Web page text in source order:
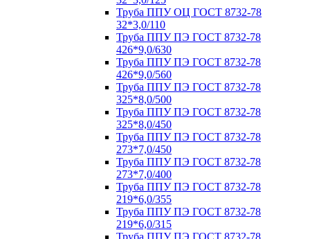
Труба ППУ ОЦ ГОСТ 8732-78
32*3,0/110
Труба ППУ ПЭ ГОСТ 8732-78
426*9,0/630
Труба ППУ ПЭ ГОСТ 8732-78
426*9,0/560
Труба ППУ ПЭ ГОСТ 8732-78
325*8,0/500
Труба ППУ ПЭ ГОСТ 8732-78
325*8,0/450
Труба ППУ ПЭ ГОСТ 8732-78
273*7,0/450
Труба ППУ ПЭ ГОСТ 8732-78
273*7,0/400
Труба ППУ ПЭ ГОСТ 8732-78
219*6,0/355
Труба ППУ ПЭ ГОСТ 8732-78
219*6,0/315
Труба ППУ ПЭ ГОСТ 8732-78